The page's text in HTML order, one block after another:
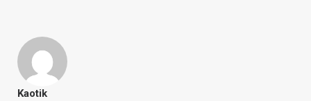
Kaotik